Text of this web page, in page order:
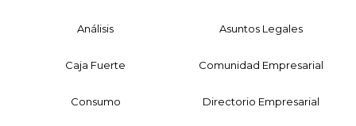
Análisis Asuntos Legales
Caja Fuerte Comunidad Empresarial
Consumo Directorio Empresarial